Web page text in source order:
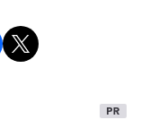
術鑑賞・自然観賞